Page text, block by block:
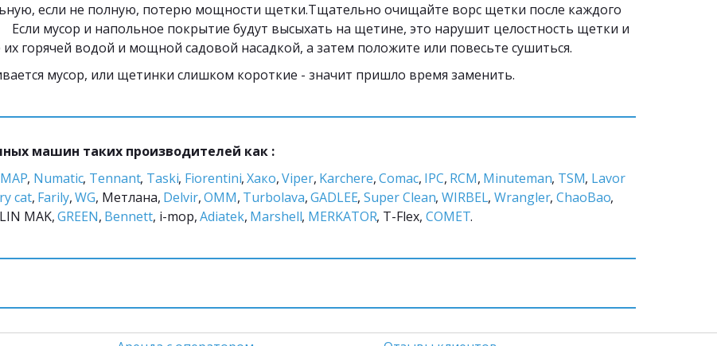
если не полную, потерю мощности щетки.Тщательно очищайте ворс щетки после каждого
Если мусор и напольное покрытие будут высыхать на щетине, это нарушит целостность щетки и
горячей водой и мощной садовой насадкой, а затем положите или повесьте сушиться.
мусор, или щетинки слишком короткие - значит пришло время заменить.
машин таких производителей как :
, Numatic, Tennant, Taski, Fiorentini, Хако, Viper, Karchere, Comac, IPC, RCM, Minuteman, TSM, Lavor
cat, Farily, WG, Метлана, Delvir, ОММ, Turbolava, GADLEE, Super Clean, WIRBEL, Wrangler, ChaoBao
MAK, GREEN, Bennett, i-mop, Adiatek, Marshell, MERKATOR, T-Flex, COMET.